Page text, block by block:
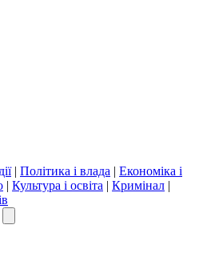
| Політика і влада | Економіка і
| Культура і освіта | Кримінал |